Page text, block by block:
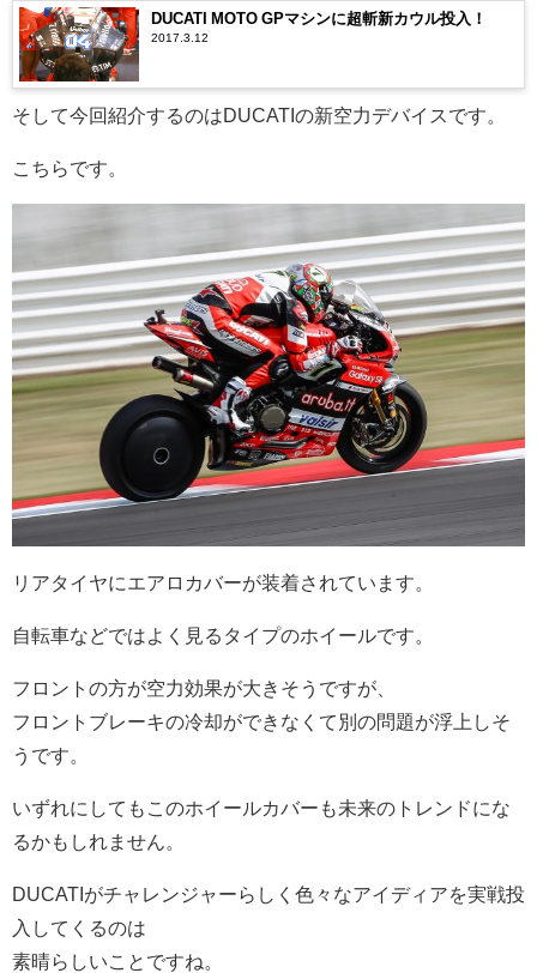
DUCATI MOTO GPマシンに超斬新カウル投入！
2017.3.12
そして今回紹介するのはDUCATIの新空力デバイスです。
こちらです。
リアタイヤにエアロカバーが装着されています。
自転車などではよく見るタイプのホイールです。
フロントの方が空力効果が大きそうですが、
フロントブレーキの冷却ができなくて別の問題が浮上しそ
うです。
いずれにしてもこのホイールカバーも未来のトレンドにな
るかもしれません。
DUCATIがチャレンジャーらしく色々なアイディアを実戦投
入してくるのは
素晴らしいことですね。